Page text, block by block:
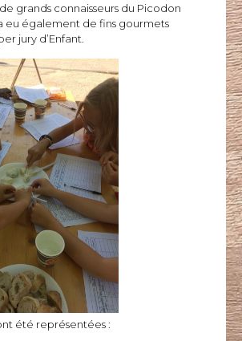
grands connaisseurs du Picodon
eu également de fins gourmets
jury d’Enfant.
été représentées :